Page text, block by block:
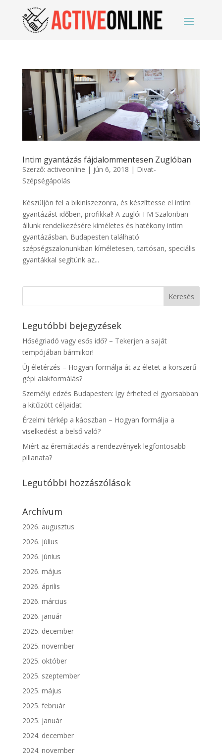
Intim gyantázás fájdalommentesen Zuglóban
Szerző: activeonline | jún 6, 2018 | Divat-
Szépségápolás
Készüljön fel a bikiniszezonra, és készíttesse el intim
gyantázást időben, profikkal! A zuglói FM Szalonban
állunk rendelkezésére kíméletes és hatékony intim
gyantázásban. Budapesten található
szépségszalonunkban kíméletesen, tartósan, speciális
gyantákkal segítünk az...
Legutóbbi bejegyzések
Hőségriadó vagy esős idő? – Tekerjen a saját
tempójában bármikor!
Új életérzés – Hogyan formálja át az életet a korszerű
gépi alakformálás?
Személyi edzés Budapesten: így érheted el gyorsabban
a kitűzött céljaidat
Érzelmi térkép a káoszban – Hogyan formálja a
viselkedést a belső való?
Miért az éremátadás a rendezvények legfontosabb
pillanata?
Legutóbbi hozzászólások
Archívum
2026. augusztus
2026. július
2026. június
2026. május
2026. április
2026. március
2026. január
2025. december
2025. november
2025. október
2025. szeptember
2025. május
2025. február
2025. január
2024. december
2024. november